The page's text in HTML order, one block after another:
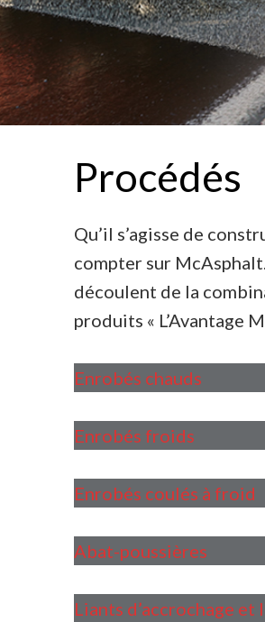
Procédés
Qu’il s’agisse de
compter sur
découlent de la
produits « L’Avantage
Enrobés chauds
Enrobés froids
Enrobés coulés à froid
Abat-poussières
Liants d’accrochage